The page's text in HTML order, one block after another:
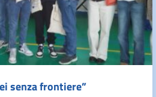
senza frontiere”